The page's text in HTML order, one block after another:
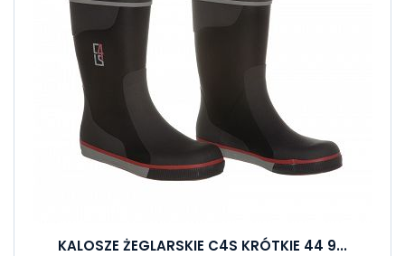
KALOSZE ŻEGLARSKIE C4S KRÓTKIE 44 9...